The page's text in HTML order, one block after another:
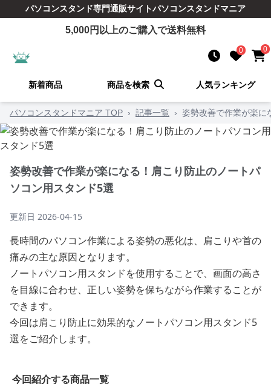
パソコンスタンド専門通販サイトパソコンスタンドマニア
5,000円以上のご購入で送料無料
0 0
新着商品 商品を検索 人気ランキング
パソコンスタンドマニア TOP › 記事一覧 › 姿勢改善で作業が楽に
姿勢改善で作業が楽になる！肩こり防止のノートパ
ソコン用スタンド5選
更新日 2026-04-15
長時間のパソコン作業による姿勢の悪化は、肩こりや首の
痛みの主な原因となります。
ノートパソコン用スタンドを使用することで、画面の高さ
を目線に合わせ、正しい姿勢を保ちながら作業することが
できます。
今回は肩こり防止に効果的なノートパソコン用スタンド5
選をご紹介します。
今回紹介する商品一覧